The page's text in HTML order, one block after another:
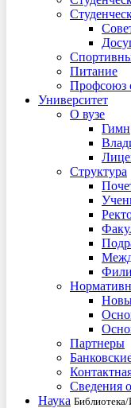
Питание
Профсоюз
Университет
О вузе
Гимн
Структура
Партнеры
Сведения
Наука Библиотека/